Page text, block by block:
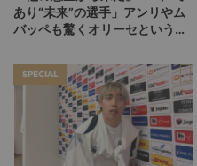
あり“未来”の選手」アンリやム
バッペも驚くオリーセというフ
SPECIAL